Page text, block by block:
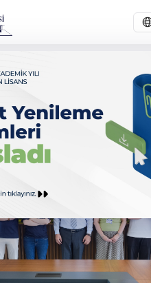
Bölümden
Gündem Genel Duyuru